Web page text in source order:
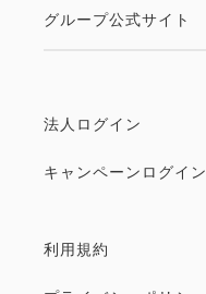
グループ公式サイト
法人ログイン
キャンペーンログイン
利用規約